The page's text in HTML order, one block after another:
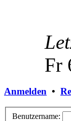
Fr
Anmelden •
Benutzername: